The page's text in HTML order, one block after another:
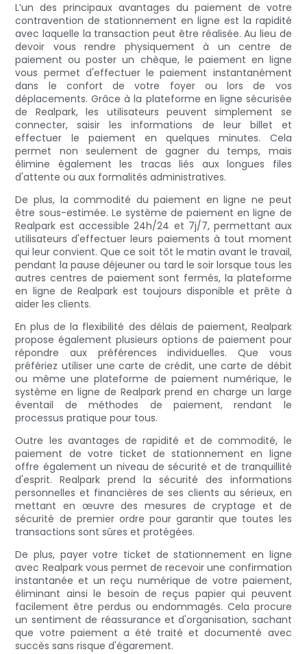
L’un des principaux avantages du paiement de votre
contravention de stationnement en ligne est la rapidité
avec laquelle la transaction peut être réalisée. Au lieu de
devoir vous rendre physiquement à un centre de
paiement ou poster un chèque, le paiement en ligne
vous permet d'effectuer le paiement instantanément
dans le confort de votre foyer ou lors de vos
déplacements. Grâce à la plateforme en ligne sécurisée
de Realpark, les utilisateurs peuvent simplement se
connecter, saisir les informations de leur billet et
effectuer le paiement en quelques minutes. Cela
permet non seulement de gagner du temps, mais
élimine également les tracas liés aux longues files
d'attente ou aux formalités administratives.
De plus, la commodité du paiement en ligne ne peut
être sous-estimée. Le système de paiement en ligne de
Realpark est accessible 24h/24 et 7j/7, permettant aux
utilisateurs d'effectuer leurs paiements à tout moment
qui leur convient. Que ce soit tôt le matin avant le travail,
pendant la pause déjeuner ou tard le soir lorsque tous les
autres centres de paiement sont fermés, la plateforme
en ligne de Realpark est toujours disponible et prête à
aider les clients.
En plus de la flexibilité des délais de paiement, Realpark
propose également plusieurs options de paiement pour
répondre aux préférences individuelles. Que vous
préfériez utiliser une carte de crédit, une carte de débit
ou même une plateforme de paiement numérique, le
système en ligne de Realpark prend en charge un large
éventail de méthodes de paiement, rendant le
processus pratique pour tous.
Outre les avantages de rapidité et de commodité, le
paiement de votre ticket de stationnement en ligne
offre également un niveau de sécurité et de tranquillité
d'esprit. Realpark prend la sécurité des informations
personnelles et financières de ses clients au sérieux, en
mettant en œuvre des mesures de cryptage et de
sécurité de premier ordre pour garantir que toutes les
transactions sont sûres et protégées.
De plus, payer votre ticket de stationnement en ligne
avec Realpark vous permet de recevoir une confirmation
instantanée et un reçu numérique de votre paiement,
éliminant ainsi le besoin de reçus papier qui peuvent
facilement être perdus ou endommagés. Cela procure
un sentiment de réassurance et d'organisation, sachant
que votre paiement a été traité et documenté avec
succès sans risque d'égarement.